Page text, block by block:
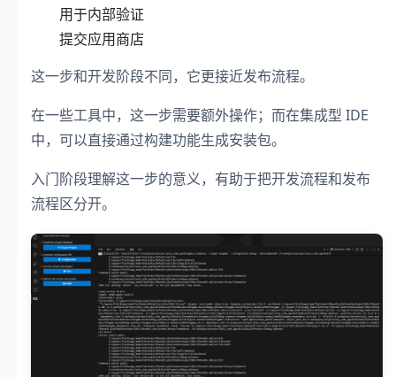
用于内部验证
提交应用商店
这一步和开发阶段不同，它更接近发布流程。
在一些工具中，这一步需要额外操作；而在集成型 IDE
中，可以直接通过构建功能生成安装包。
入门阶段理解这一步的意义，有助于把开发流程和发布
流程区分开。